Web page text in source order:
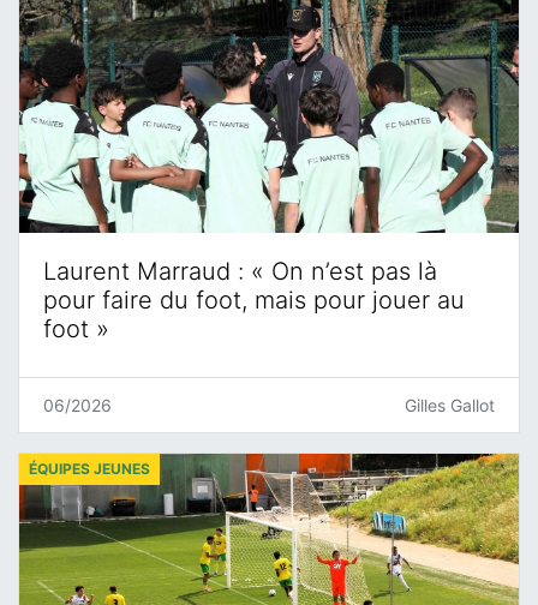
Laurent Marraud : « On n’est pas là
pour faire du foot, mais pour jouer au
foot »
06/2026 Gilles Gallot
ÉQUIPES JEUNES